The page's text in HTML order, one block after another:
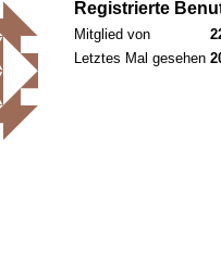
Registrierte
Mitglied von
Letztes Mal gesehen